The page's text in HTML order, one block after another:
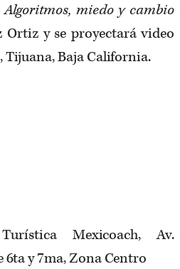
Algoritmos, miedo y cambio
Ortiz y se proyectará video
, Tijuana, Baja California.
Mexicoach, Av.
6ta y 7ma, Zona Centro